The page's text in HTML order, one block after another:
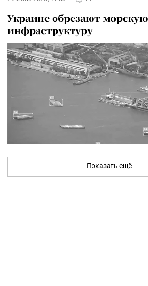
Украине обрезают морскую
инфраструктуру
Показать ещё